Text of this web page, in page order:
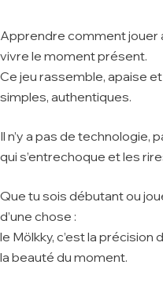
Apprendre comment jouer
vivre le moment présent.
Ce jeu rassemble, apaise
simples, authentiques.
Il n’y a pas de technologie,
qui s’entrechoque et les
Que tu sois débutant ou
d’une chose :
le Mölkky, c’est la
la beauté du moment.